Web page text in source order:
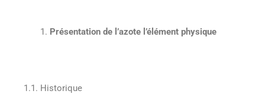
Présentation de l’azote l’élément physique
1.1. Historique